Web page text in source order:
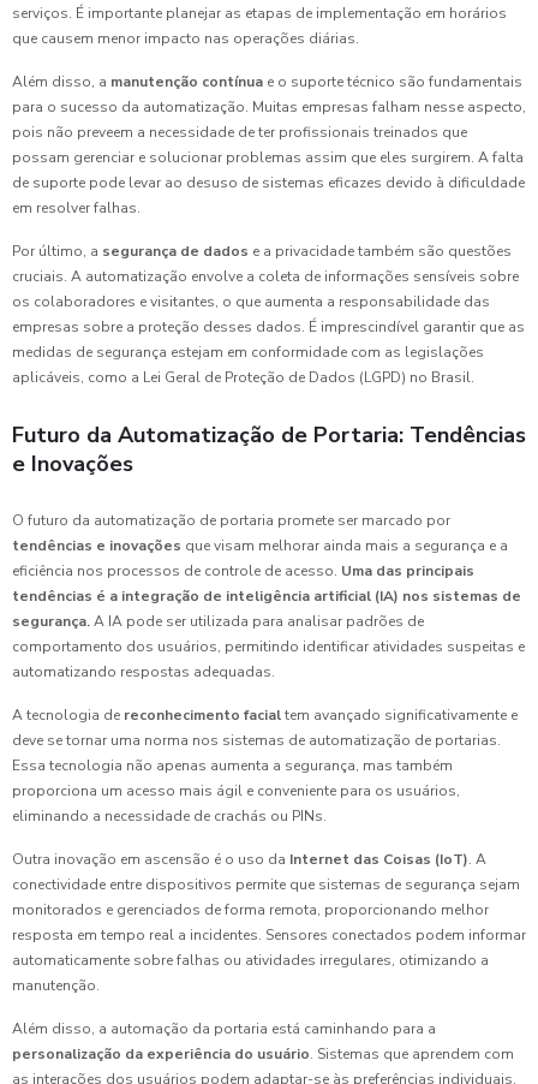
serviços. É importante planejar as etapas de implementação em horários
que causem menor impacto nas operações diárias.
Além disso, a manutenção contínua e o suporte técnico são fundamentais
para o sucesso da automatização. Muitas empresas falham nesse aspecto,
pois não preveem a necessidade de ter profissionais treinados que
possam gerenciar e solucionar problemas assim que eles surgirem. A falta
de suporte pode levar ao desuso de sistemas eficazes devido à dificuldade
em resolver falhas.
Por último, a segurança de dados e a privacidade também são questões
cruciais. A automatização envolve a coleta de informações sensíveis sobre
os colaboradores e visitantes, o que aumenta a responsabilidade das
empresas sobre a proteção desses dados. É imprescindível garantir que as
medidas de segurança estejam em conformidade com as legislações
aplicáveis, como a Lei Geral de Proteção de Dados (LGPD) no Brasil.
Futuro da Automatização de Portaria: Tendências
e Inovações
O futuro da automatização de portaria promete ser marcado por
tendências e inovações que visam melhorar ainda mais a segurança e a
eficiência nos processos de controle de acesso. Uma das principais
tendências é a integração de inteligência artificial (IA) nos sistemas de
segurança.A IA pode ser utilizada para analisar padrões de
comportamento dos usuários, permitindo identificar atividades suspeitas e
automatizando respostas adequadas.
A tecnologia de reconhecimento facialtem avançado significativamente e
deve se tornar uma norma nos sistemas de automatização de portarias.
Essa tecnologia não apenas aumenta a segurança, mas também
proporciona um acesso mais ágil e conveniente para os usuários,
eliminando a necessidade de crachás ou PINs.
Outra inovação em ascensão é o uso da Internet das Coisas (IoT). A
conectividade entre dispositivos permite que sistemas de segurança sejam
monitorados e gerenciados de forma remota, proporcionando melhor
resposta em tempo real a incidentes. Sensores conectados podem informar
automaticamente sobre falhas ou atividades irregulares, otimizando a
manutenção.
Além disso, a automação da portaria está caminhando para a
personalização da experiência do usuário. Sistemas que aprendem com
as interações dos usuários podem adaptar-se às preferências individuais,